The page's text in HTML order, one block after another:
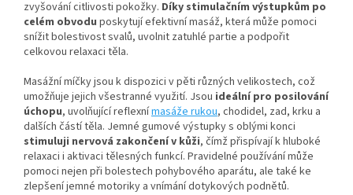
zvyšování citlivosti pokožky. Díky stimulačním výstupkům po
celém obvodu poskytují efektivní masáž, která může pomoci
snížit bolestivost svalů, uvolnit zatuhlé partie a podpořit
celkovou relaxaci těla.
Masážní míčky jsou k dispozici v pěti různých velikostech, což
umožňuje jejich všestranné využití. Jsou ideální pro posilování
úchopu, uvolňující reflexnímasáže rukou, chodidel, zad, krku a
dalších částí těla. Jemné gumové výstupky s oblými konci
stimuluji nervová zakončení v kůži, čímž přispívají k hluboké
relaxaci i aktivaci tělesných funkcí. Pravidelné používání může
pomoci nejen při bolestech pohybového aparátu, ale také ke
zlepšení jemné motoriky a vnímání dotykových podnětů.